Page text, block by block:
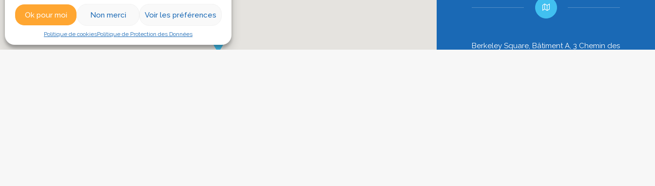
Ok pour moi Non merci Voir les préférences
Politique de cookiesPolitique de Protection des Données
Berkeley Square, Bâtiment A, 3 Chemin des